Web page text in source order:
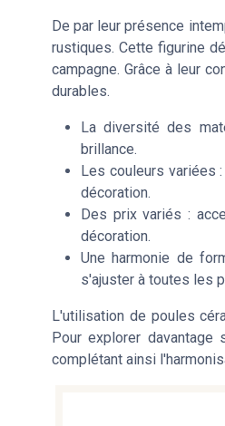
De par leur présence
rustiques. Cette figurine
campagne. Grâce à leur
durables.
La diversité des
brillance.
Les couleurs variées
décoration.
Des prix variés :
décoration.
Une harmonie de
s'ajuster à toutes les
L'utilisation de poules
Pour explorer davantage
complétant ainsi